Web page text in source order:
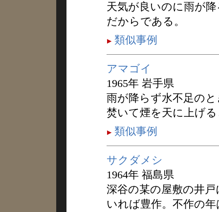
天気が良いのに雨が
だからである。
類似事例
アマゴイ
1965年 岩手県
雨が降らず水不足の
焚いて煙を天に上げ
類似事例
サクダメシ
1964年 福島県
深谷の某の屋敷の井
いれば豊作。不作の